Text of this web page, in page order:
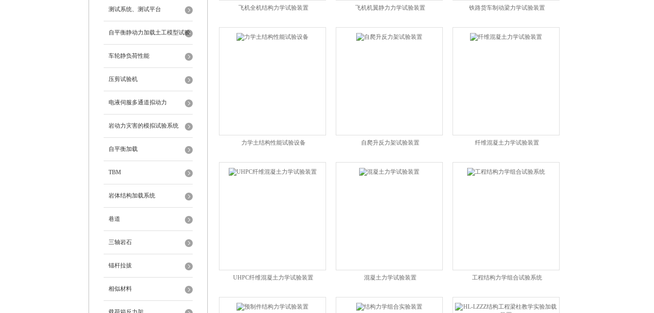
测试系统、测试平台
自平衡静动力加载土工模型试验
系统
车轮静负荷性能
压剪试验机
电液伺服多通道拟动力
岩动力灾害的模拟试验系统
自平衡加载
TBM
岩体结构加载系统
巷道
三轴岩石
锚杆拉拔
相似材料
飞机全机结构力学试验装置 飞机机翼静力力学试验装置 铁路货车制动梁力学试验装置
力学土结构性能试验设备 自爬升反力架试验装置 纤维混凝土力学试验装置
UHPC纤维混凝土力学试验装置 混凝土力学试验装置 工程结构力学组合试验系统